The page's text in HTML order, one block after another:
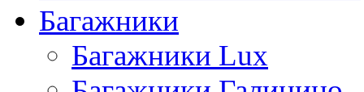
Багажники
Багажники Lux